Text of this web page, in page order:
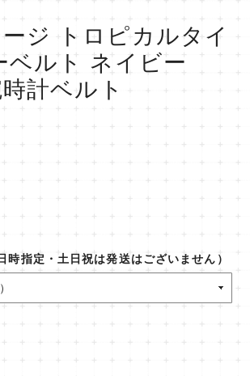
ジ トロピカルタイ
ベルト ネイビー
計ベルト
時指定・土日祝は発送はございません）